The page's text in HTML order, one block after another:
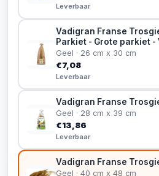
Leverbaar
Vadigran Franse
Parkiet - Grote parkiet -
400g
Geel · 26 cm x 30 cm
€7,08
Leverbaar
Vadigran Franse
Geel · 28 cm x 39 cm
€13,86
Leverbaar
Vadigran Franse
Geel · 40 cm x 48 cm